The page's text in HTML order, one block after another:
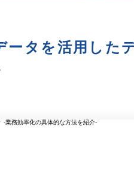
ータを活用した